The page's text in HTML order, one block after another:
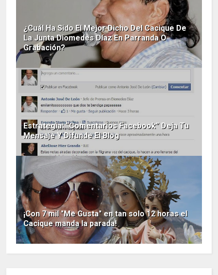
¿Cuál Ha Sido El Mejor Dicho Del Cacique De
La Junta Diomedes Díaz En Parranda O
Grabación?
Estrategia: “Comentarios Facebook” Deja Tu
Mensaje Y Difunde El Blog
¡Con 7 mil "Me Gusta" en tan solo 12 horas el
Cacique manda la parada!